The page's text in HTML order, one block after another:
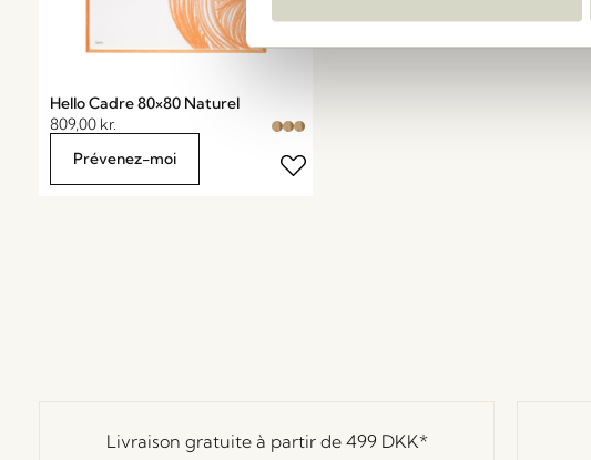
Hello Cadre 80×80 Naturel
809,00 kr.
Prévenez-moi
Livraison gratuite à partir de 499 DKK*